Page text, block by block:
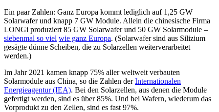
Ein paar Zahlen: Ganz Europa kommt lediglich auf 1,25 GW
Solarwafer und knapp 7 GW Module. Allein die chinesische Firma
LONGi produziert 85 GW Solarwafer und 50 GW Solarmodule –
siebenmal so viel wie ganz Europa. (Solarwafer sind aus Silizium
gesägte dünne Scheiben, die zu Solarzellen weiterverarbeitet
werden.)
Im Jahr 2021 kamen knapp 75% aller weltweit verbauten
Solarmodule aus China, so die Zahlen derInternationalen
Energieagentur (IEA). Bei den Solarzellen, aus denen die Module
gefertigt werden, sind es über 85%. Und bei Wafern, wiederum das
Vorprodukt zu den Zellen, sind es fast 97%.